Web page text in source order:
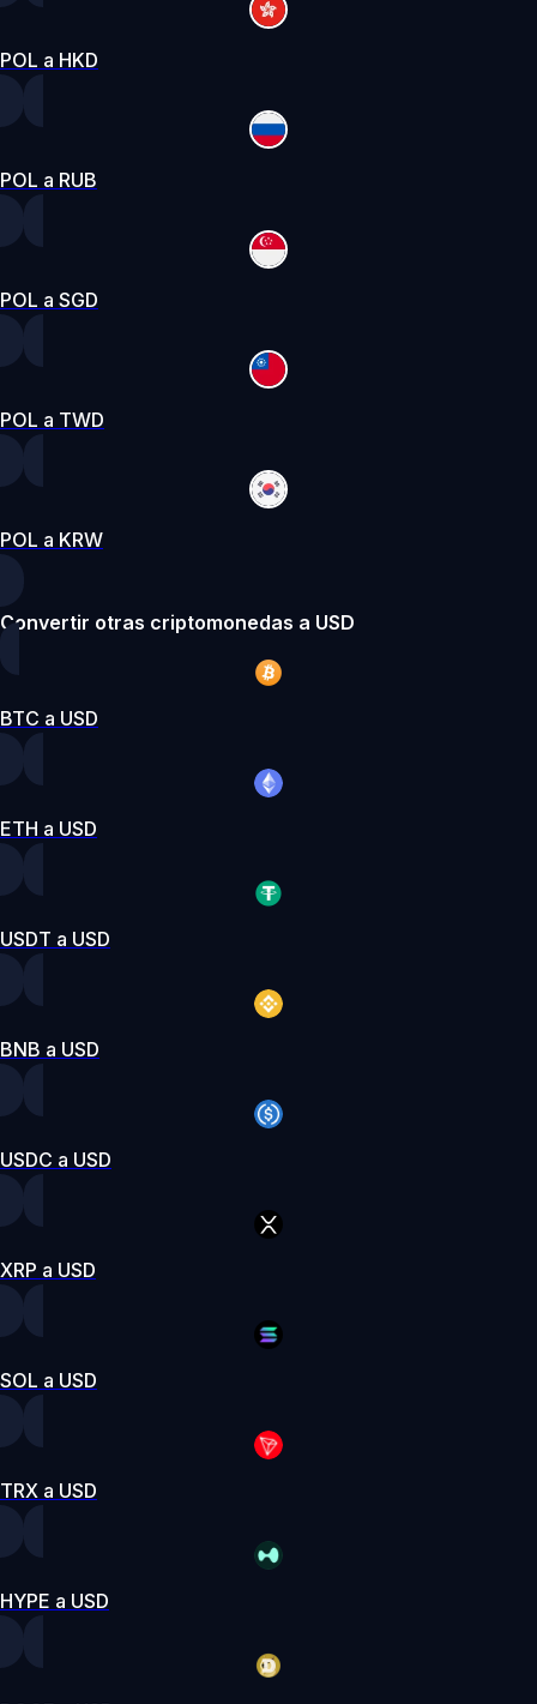
POL a HKD
POL a RUB
POL a SGD
POL a TWD
POL a KRW
Convertir otras criptomonedas a USD
BTC a USD
ETH a USD
USDT a USD
BNB a USD
USDC a USD
XRP a USD
SOL a USD
TRX a USD
HYPE a USD